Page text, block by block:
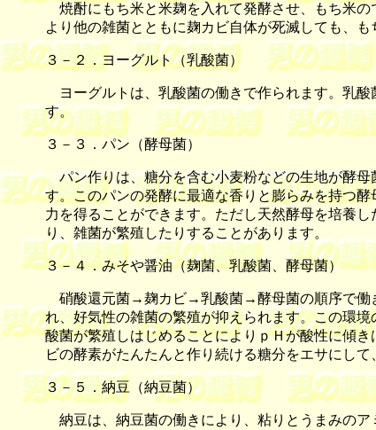
焼酎にもち米と米麹を入れて発酵させ、もち米の
より他の雑菌とともに麹カビ自体が死滅しても、も
３－２．ヨーグルト（乳酸菌）
ヨーグルトは、乳酸菌の働きで作られます。乳酸
す。
３－３．パン（酵母菌）
パン作りは、糖分を含む小麦粉などの生地が酵母
す。このパンの発酵に最適な香りと膨らみを持つ
力を得ることができます。ただし天然酵母を培養
り、雑菌が繁殖したりすることがあります。
３－４．みそや醤油（麹菌、乳酸菌、酵母菌）
硝酸還元菌→麹カビ→乳酸菌→酵母菌の順序で働
れ、好気性の雑菌の繁殖が抑えられます。この環
酸菌が繁殖しはじめることによりｐＨが酸性に傾
ビの酵素がたんたんと作り続ける糖分をエサにし
３－５．納豆（納豆菌）
納豆は、納豆菌の働きにより、粘りとうまみの